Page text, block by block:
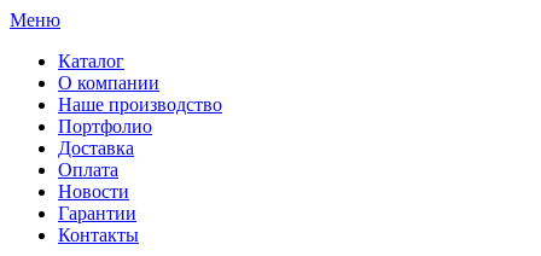
Меню
Каталог
О компании
Наше производство
Портфолио
Доставка
Оплата
Новости
Гарантии
Контакты